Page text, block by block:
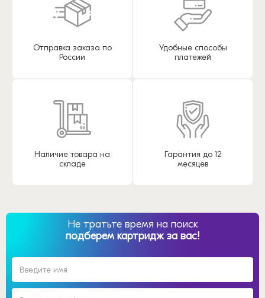
Отправка заказа по
России
Удобные способы
платежей
Наличие товара на
складе
Гарантия до 12
месяцев
Не тратьте время на поиск
подберем картридж за вас!